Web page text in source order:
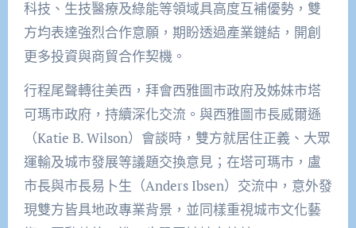
科技、生技醫療及綠能等領域具高度互補優勢，雙
方均表達強烈合作意願，期盼透過產業鏈結，開創
更多投資與商貿合作契機。
行程尾聲轉往美西，拜會西雅圖市政府及姊妹市塔
可瑪市政府，持續深化交流。與西雅圖市長威爾遜
（Katie B. Wilson）會談時，雙方就居住正義、大眾
運輸及城市發展等議題交換意見；在塔可瑪市，盧
市長與市長易卜生（Anders Ibsen）交流中，意外發
現雙方皆具地政專業背景，並同樣重視城市文化藝